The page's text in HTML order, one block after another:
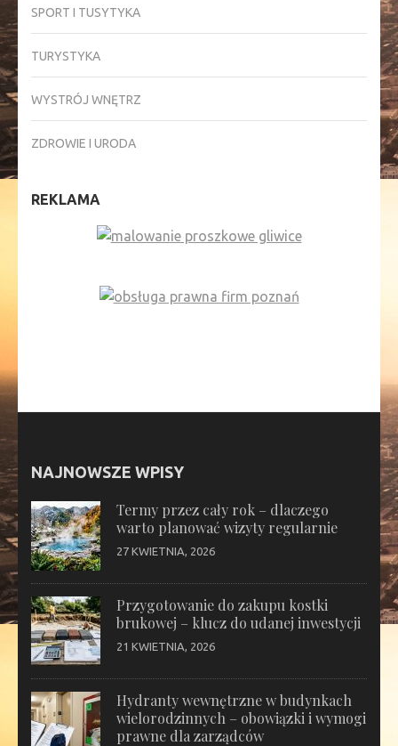
SPORT I TUSYTYKA
TURYSTYKA
WYSTRÓJ WNĘTRZ
ZDROWIE I URODA
REKLAMA
NAJNOWSZE WPISY
Termy przez cały rok – dlaczego
warto planować wizyty regularnie
27 KWIETNIA, 2026
Przygotowanie do zakupu kostki
brukowej – klucz do udanej inwestycji
21 KWIETNIA, 2026
Hydranty wewnętrzne w budynkach
wielorodzinnych – obowiązki i wymogi
prawne dla zarządców